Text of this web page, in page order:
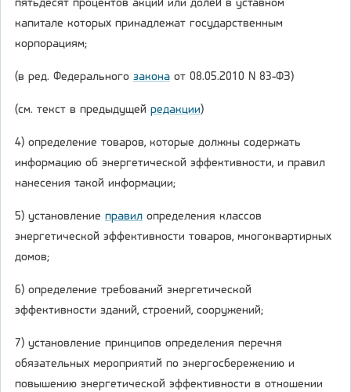
пятьдесят процентов акций или долей в уставном
капитале которых принадлежат государственным
корпорациям;
(в ред. Федерального закона от 08.05.2010 N 83-ФЗ)
(см. текст в предыдущей редакции)
4) определение товаров, которые должны содержать
информацию об энергетической эффективности, и правил
нанесения такой информации;
5) установление правил определения классов
энергетической эффективности товаров, многоквартирных
домов;
6) определение требований энергетической
эффективности зданий, строений, сооружений;
7) установление принципов определения перечня
обязательных мероприятий по энергосбережению и
повышению энергетической эффективности в отношении